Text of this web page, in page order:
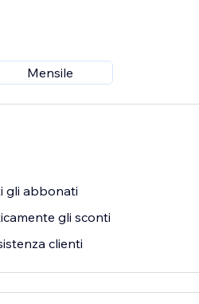
Mensile
gli abbonati
gli sconti
clienti